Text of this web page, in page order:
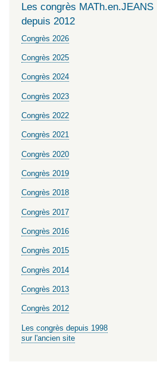
Les congrès MATh.en.JEANS
depuis 2012
Congrès 2026
Congrès 2025
Congrès 2024
Congrès 2023
Congrès 2022
Congrès 2021
Congrès 2020
Congrès 2019
Congrès 2018
Congrès 2017
Congrès 2016
Congrès 2015
Congrès 2014
Congrès 2013
Congrès 2012
Les congrès depuis 1998
sur l'ancien site